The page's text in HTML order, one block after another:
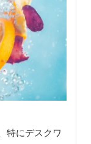
特にデスクワ